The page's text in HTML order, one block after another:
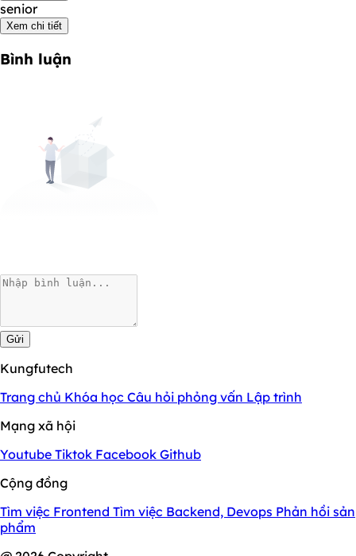
senior
Xem chi tiết
Bình luận
Gửi
Kungfutech
Trang chủ Khóa học Câu hỏi phỏng vấn Lập trình
Mạng xã hội
Youtube Tiktok Facebook Github
Cộng đồng
Tìm việc Frontend Tìm việc Backend, Devops Phản hồi sản
phẩm